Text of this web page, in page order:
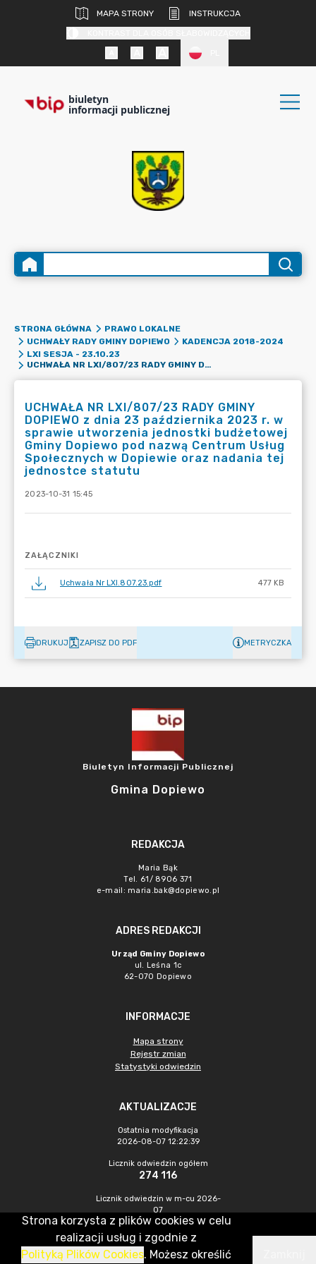
MAPA STRONY
INSTRUKCJA
biuletyn
informacji publicznej
STRONA GŁÓWNA
PRAWO LOKALNE
UCHWAŁY RADY GMINY DOPIEWO
KADENCJA 2018-2024
LXI SESJA - 23.10.23
UCHWAŁA NR LXI/807/23 RADY GMINY DOPIEWO Z DNIA 23 PAŹDZIERNIKA 2023 R. W SPRAWIE UTWORZENIA JEDNOSTKI BUDŻETOWEJ GMINY DOPIEWO POD NAZWĄ CENTRUM USŁUG SPOŁECZNYCH W DOPIEWIE ORAZ NADANIA TEJ JEDNOSTCE STATUTU
UCHWAŁA NR LXI/807/23 RADY GMINY
DOPIEWO z dnia 23 października 2023 r. w
sprawie utworzenia jednostki budżetowej
Gminy Dopiewo pod nazwą Centrum Usług
Społecznych w Dopiewie oraz nadania tej
jednostce statutu
2023-10-31 15:45
ZAŁĄCZNIKI
Uchwała Nr LXI.807.23.pdf 477 KB
DRUKUJ ZAPISZ DO PDF METRYCZKA
Biuletyn Informacji Publicznej
Gmina Dopiewo
REDAKCJA
Maria Bąk
Tel. 61/ 8906 371
e-mail: maria.bak@dopiewo.pl
ADRES REDAKCJI
Urząd Gminy Dopiewo
ul. Leśna 1c
62-070 Dopiewo
INFORMACJE
Mapa strony
Rejestr zmian
Statystyki odwiedzin
AKTUALIZACJE
Ostatnia modyfikacja
2026-08-07 12:22:39
Licznik odwiedzin ogółem
274 116
Licznik odwiedzin w m-cu 2026-
07
905
CMS & Hosting: Nefeni Sp. z o.o.
Strona korzysta z plików cookies w celu
realizacji usług i zgodnie z
Polityką Plików Cookies. Możesz określić